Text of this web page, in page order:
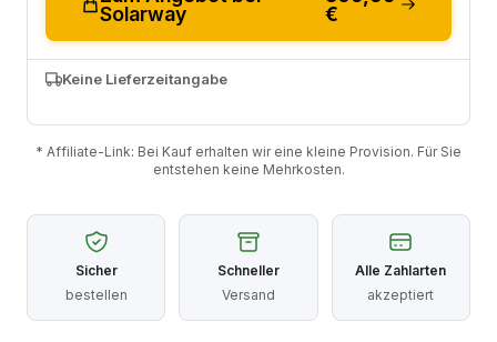
Solarway
€
Keine Lieferzeitangabe
* Affiliate-Link: Bei Kauf erhalten wir eine kleine Provision. Für Sie
entstehen keine Mehrkosten.
Sicher
bestellen
Schneller
Versand
Alle Zahlarten
akzeptiert